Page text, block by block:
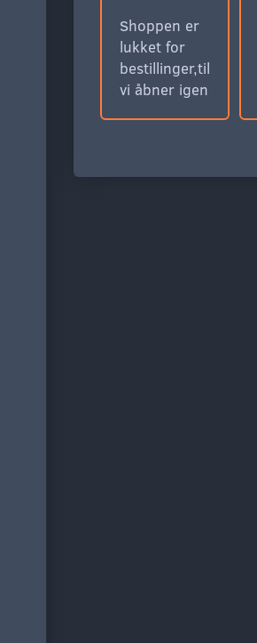
Shoppen er
lukket for
bestillinger,til
vi åbner igen